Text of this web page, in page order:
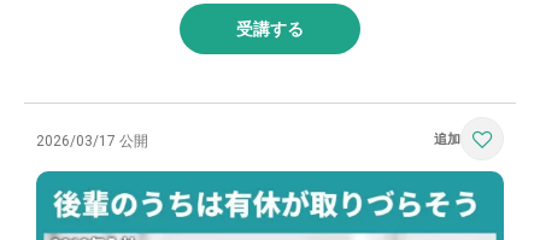
受講する
2026/03/17 公開